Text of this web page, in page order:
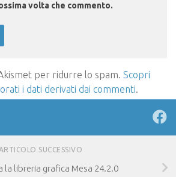
volta che commento.
per ridurre lo spam. Scopri
i dati derivati dai commenti.
SUCCESSIVO
la libreria grafica Mesa 24.2.0